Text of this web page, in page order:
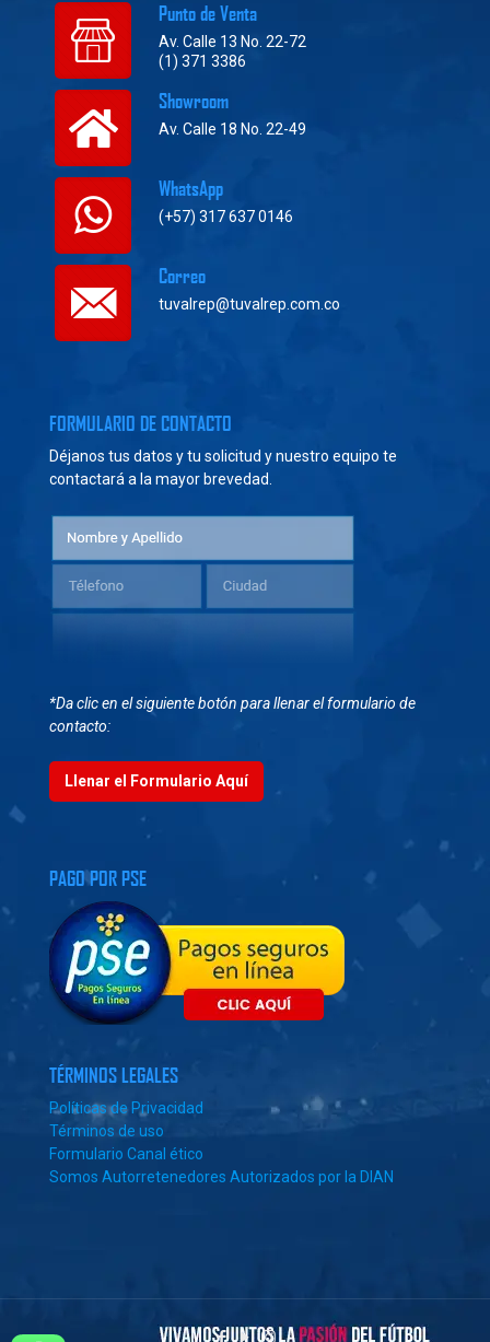
Punto de Venta
Av. Calle 13 No. 22-72
(1) 371 3386
Showroom
Av. Calle 18 No. 22-49
WhatsApp
(+57) 317 637 0146
Correo
tuvalrep@tuvalrep.com.co
FORMULARIO DE CONTACTO
Déjanos tus datos y tu solicitud y nuestro equipo te
contactará a la mayor brevedad.
*Da clic en el siguiente botón para llenar el formulario de
contacto:
Llenar el Formulario Aquí
PAGO POR PSE
TÉRMINOS LEGALES
Políticas de Privacidad
Términos de uso
Formulario Canal ético
Somos Autorretenedores Autorizados por la DIAN